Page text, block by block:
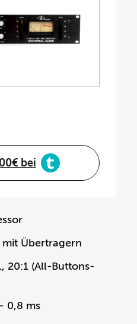
bei
Übertragern
20:1 (All-Buttons-
0,8 ms